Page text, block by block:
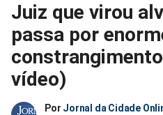
no
Facebook
no
Whatsapp
no
Twitter
Juiz que virou
passa por
vídeo)
Por Jornal da Cidade